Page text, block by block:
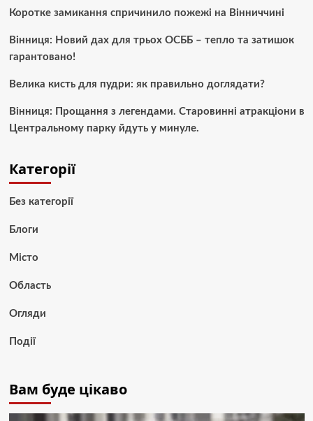
Коротке замикання спричинило пожежі на Вінниччині
Вінниця: Новий дах для трьох ОСББ – тепло та затишок
гарантовано!
Велика кисть для пудри: як правильно доглядати?
Вінниця: Прощання з легендами. Старовинні атракціони в
Центральному парку йдуть у минуле.
Категорії
Без категорії
Блоги
Місто
Область
Огляди
Події
Вам буде цікаво